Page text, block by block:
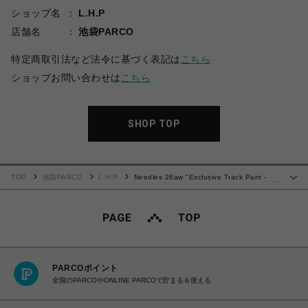
ショップ名
L.H.P
店舗名
池袋PARCO
特定商取引法など法令に基づく表記は こちら
ショップお問い合わせは こちら
SHOP TOP
…
TOP 池袋PARCO L.H.P
Needles 26aw "Exclusive Track Pant -
PARCOポイント
全国のPARCOやONLINE PARCOで貯まる＆使える